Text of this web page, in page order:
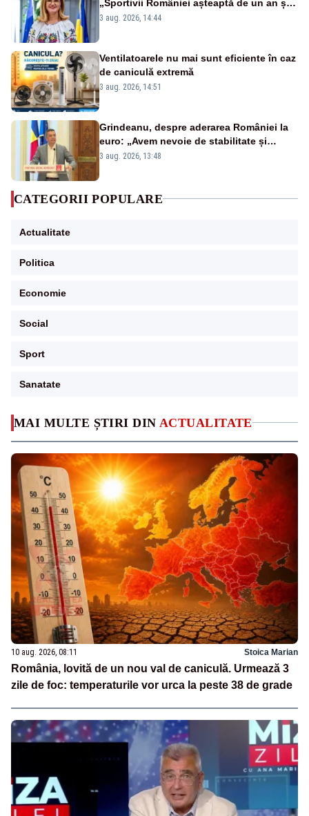
MAI MULTE ȘTIRI DIN ACTUALITATE
10 aug. 2026, 08:11 Stoica Marian
România, lovită de un nou val de caniculă. Urmează 3
zile de foc: temperaturile vor urca la peste 38 de grade
„Sportivii României așteaptă de un an și
șapte luni să fie premiați”
3 aug. 2026, 14:44
Ventilatoarele nu mai sunt eficiente în caz
de caniculă extremă
3 aug. 2026, 14:51
Grindeanu, despre aderarea României la
euro: „Avem nevoie de stabilitate și
creștere economică”
3 aug. 2026, 13:48
CATEGORII POPULARE
Actualitate
Politica
Economie
Social
Sport
Sanatate